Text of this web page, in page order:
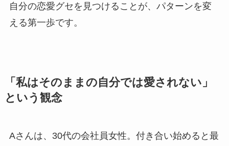
自分の恋愛グセを見つけることが、パターンを変
える第一歩です。
「私はそのままの自分では愛されない」
という観念
Aさんは、30代の会社員女性。付き合い始めると最